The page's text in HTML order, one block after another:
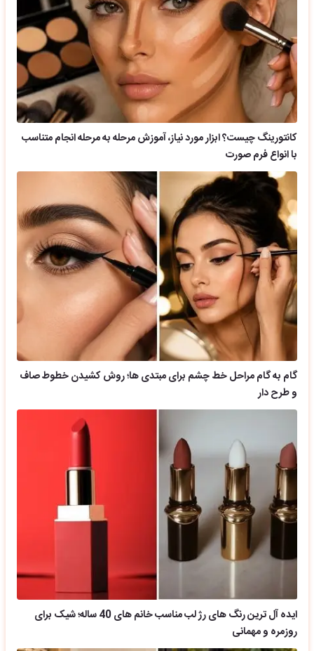
کانتورینگ چیست؟ ابزار مورد نیاز، آموزش مرحله به مرحله انجام متناسب
با انواع فرم صورت
گام به گام مراحل خط چشم برای مبتدی ها؛ روش کشیدن خطوط صاف
و طرح دار
ایده آل ترین رنگ های رژ لب مناسب خانم های 40 ساله؛ شیک برای
روزمره و مهمانی